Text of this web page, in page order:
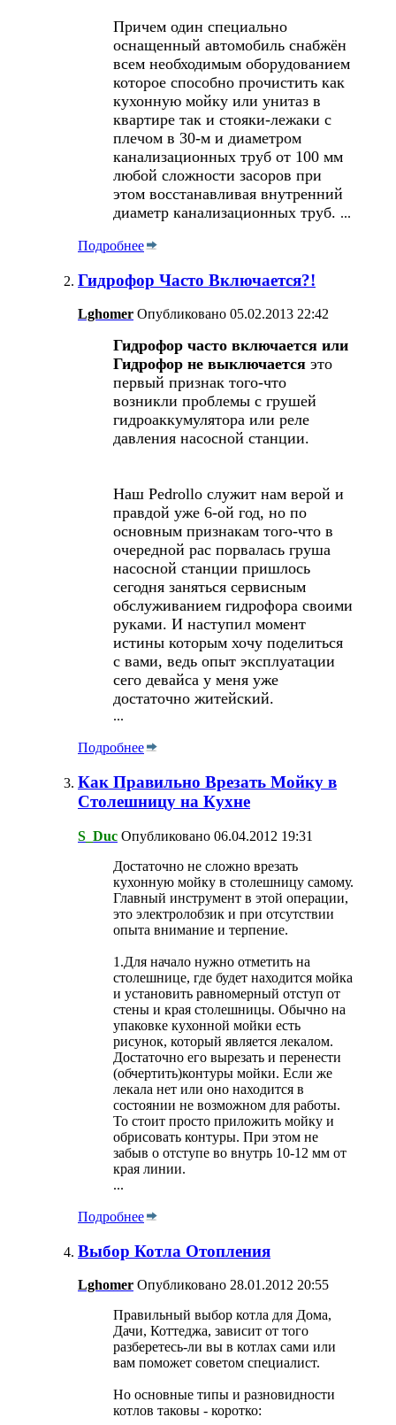
Причем один специально
оснащенный автомобиль снабжён
всем необходимым оборудованием
которое способно прочистить как
кухонную мойку или унитаз в
квартире так и стояки-лежаки с
плечом в 30-м и диаметром
канализационных труб от 100 мм
любой сложности засоров при
этом восстанавливая внутренний
диаметр канализационных труб. ...
Подробнее
Гидрофор Часто Включается?!
Lghomer Опубликовано 05.02.2013 22:42
Гидрофор часто включается или
Гидрофор не выключается это
первый признак того-что
возникли проблемы с грушей
гидроаккумулятора или реле
давления насосной станции.
Наш Pedrollo служит нам верой и
правдой уже 6-ой год, но по
основным признакам того-что в
очередной рас порвалась груша
насосной станции пришлось
сегодня заняться сервисным
обслуживанием гидрофора своими
руками. И наступил момент
истины которым хочу поделиться
с вами, ведь опыт эксплуатации
сего девайса у меня уже
достаточно житейский.
...
Подробнее
Как Правильно Врезать Мойку в
Столешницу на Кухне
S_Duc Опубликовано 06.04.2012 19:31
Достаточно не сложно врезать
кухонную мойку в столешницу самому.
Главный инструмент в этой операции,
это электролобзик и при отсутствии
опыта внимание и терпение.
1.Для начало нужно отметить на
столешнице, где будет находится мойка
и установить равномерный отступ от
стены и края столешницы. Обычно на
упаковке кухонной мойки есть
рисунок, который является лекалом.
Достаточно его вырезать и перенести
(обчертить)контуры мойки. Если же
лекала нет или оно находится в
состоянии не возможном для работы.
То стоит просто приложить мойку и
обрисовать контуры. При этом не
забыв о отступе во внутрь 10-12 мм от
края линии.
...
Подробнее
Выбор Котла Отопления
Lghomer Опубликовано 28.01.2012 20:55
Правильный выбор котла для Дома,
Дачи, Коттеджа, зависит от того
разберетесь-ли вы в котлах сами или
вам поможет советом специалист.
Но основные типы и разновидности
котлов таковы - коротко: